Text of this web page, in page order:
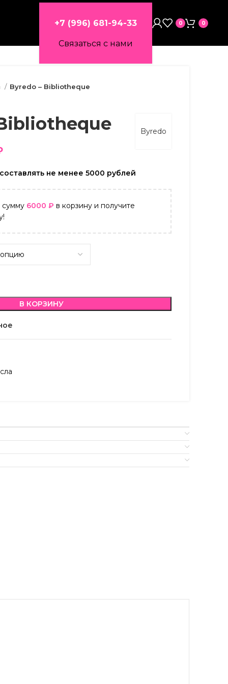
+7 (996) 681-94-33
Связаться с нами
0 0
Byredo – Bibliotheque
Byredo
не менее 5000 рублей
сумму 6000 ₽ в корзину и получите
В КОРЗИНУ